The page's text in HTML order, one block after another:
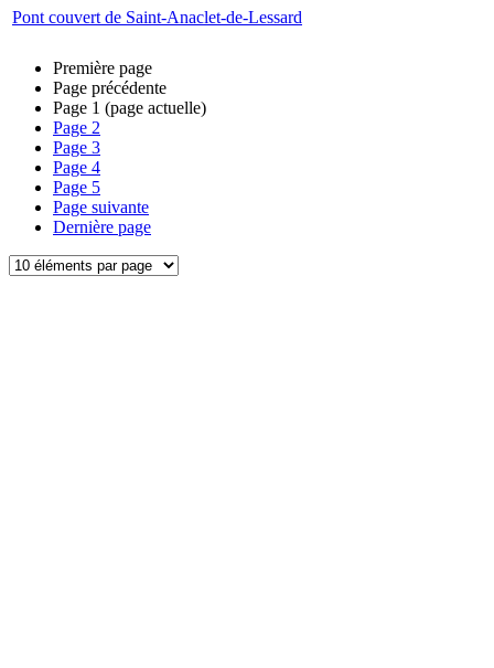
Pont couvert de Saint-Anaclet-de-Lessard
Première page
Page précédente
Page 1 (page actuelle)
Page 2
Page 3
Page 4
Page 5
Page suivante
Dernière page